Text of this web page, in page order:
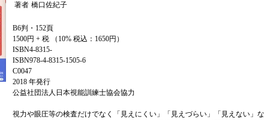
著者 橋口佐紀子
B6判・152頁
1500円 + 税 （10% 税込：1650円）
ISBN4-8315-
ISBN978-4-8315-1505-6
C0047
2018 年発行
公益社団法人日本視能訓練士協会協力
視力や眼圧等の検査だけでなく「見えにくい」「見えづらい」「見えない」な